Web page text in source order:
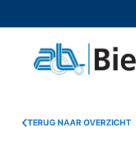
TERUG NAAR OVERZICHT